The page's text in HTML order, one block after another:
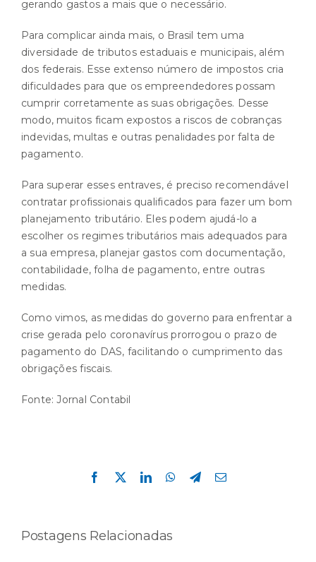
gerando gastos a mais que o necessário.
Para complicar ainda mais, o Brasil tem uma
diversidade de tributos estaduais e municipais, além
dos federais. Esse extenso número de impostos cria
dificuldades para que os empreendedores possam
cumprir corretamente as suas obrigações. Desse
modo, muitos ficam expostos a riscos de cobranças
indevidas, multas e outras penalidades por falta de
pagamento.
Para superar esses entraves, é preciso recomendável
contratar profissionais qualificados para fazer um bom
planejamento tributário. Eles podem ajudá-lo a
escolher os regimes tributários mais adequados para
a sua empresa, planejar gastos com documentação,
contabilidade, folha de pagamento, entre outras
medidas.
Como vimos, as medidas do governo para enfrentar a
crise gerada pelo coronavírus prorrogou o prazo de
pagamento do DAS, facilitando o cumprimento das
obrigações fiscais.
Fonte: Jornal Contabil
Facebook
X LinkedInWhatsApp
Telegram
E-
Postagens Relacionadas